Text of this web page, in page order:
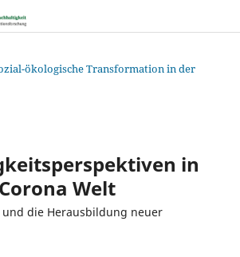
ökologische Transformation in der
in
Welt
die Herausbildung neuer